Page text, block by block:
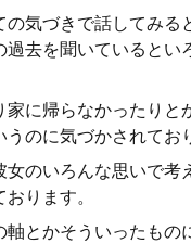
気づきで話してみ
去を聞いているとい
に帰らなかったりと
のに気づかされてお
のいろんな思いで
ります。
とかそういったも